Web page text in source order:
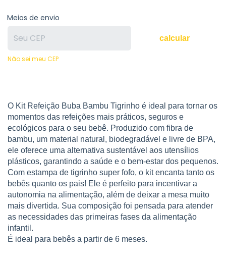
Meios de envio
calcular
Não sei meu CEP
O Kit Refeição Buba Bambu Tigrinho é ideal para tornar os
momentos das refeições mais práticos, seguros e
ecológicos para o seu bebê. Produzido com fibra de
bambu, um material natural, biodegradável e livre de BPA,
ele oferece uma alternativa sustentável aos utensílios
plásticos, garantindo a saúde e o bem-estar dos pequenos.
Com estampa de tigrinho super fofo, o kit encanta tanto os
bebês quanto os pais! Ele é perfeito para incentivar a
autonomia na alimentação, além de deixar a mesa muito
mais divertida. Sua composição foi pensada para atender
as necessidades das primeiras fases da alimentação
infantil.
É ideal para bebês a partir de 6 meses.